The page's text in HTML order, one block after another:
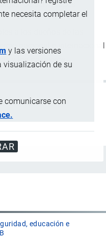
necesita completar el
y las versiones
visualización de su
comunicarse con
de actividades
a los dueños de las
nacional e internacional
y los pasajeros.
educación e